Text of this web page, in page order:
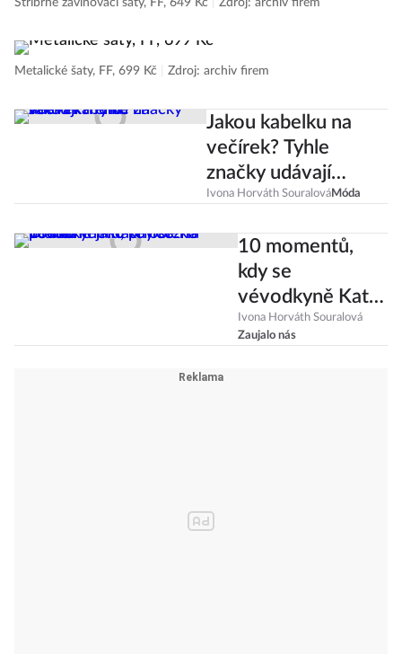
Stříbrné zavinovací šaty, FF, 649 Kč Zdroj: archiv firem
Metalické šaty, FF, 699 Kč Zdroj: archiv firem
Jakou kabelku na
večírek? Tyhle
značky udávají
trend!
Ivona Horváth SouralováMóda
10 momentů,
kdy se
vévodkyně Kate
oblékla podobně
jako princezna
Ivona Horváth Souralová
Zaujalo nás